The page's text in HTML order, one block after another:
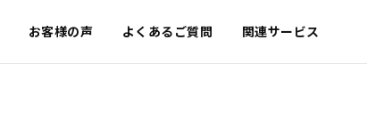
お客様の声 よくあるご質問 関連サービス